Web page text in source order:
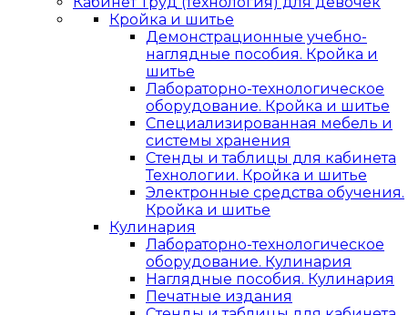
Кройка и шитье
Демонстрационные учебно-
наглядные пособия. Кройка и
шитье
Лабораторно-технологическое
оборудование. Кройка и шитье
Специализированная мебель и
системы хранения
Стенды и таблицы для кабинета
Технологии. Кройка и шитье
Электронные средства обучения.
Кройка и шитье
Кулинария
Лабораторно-технологическое
оборудование. Кулинария
Наглядные пособия. Кулинария
Печатные издания